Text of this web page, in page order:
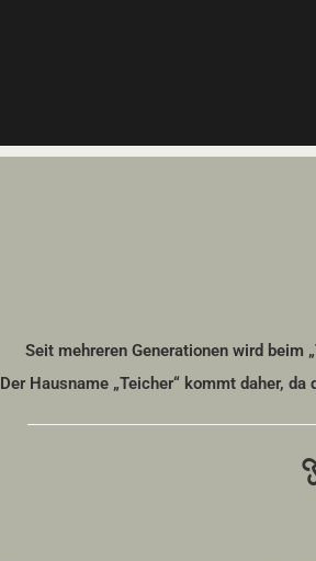
Seit mehreren Generationen wird beim
Der Hausname „Teicher“ kommt daher,